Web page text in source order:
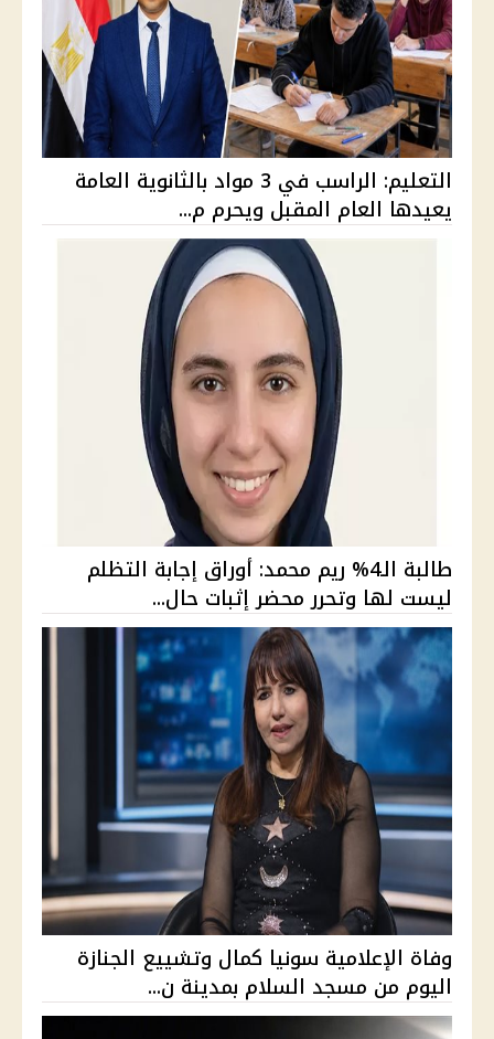
التعليم: الراسب في 3 مواد بالثانوية العامة
يعيدها العام المقبل ويحرم م...
طالبة الـ4% ريم محمد: أوراق إجابة التظلم
ليست لها وتحرر محضر إثبات حال...
وفاة الإعلامية سونيا كمال وتشييع الجنازة
اليوم من مسجد السلام بمدينة ن...